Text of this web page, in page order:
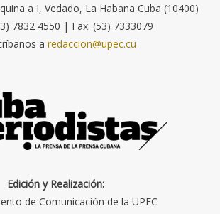
a I, Vedado, La Habana Cuba (10400)
7832 4550 | Fax: (53) 7333079
a redaccion@upec.cu
Edición y Realización:
de Comunicación de la UPEC